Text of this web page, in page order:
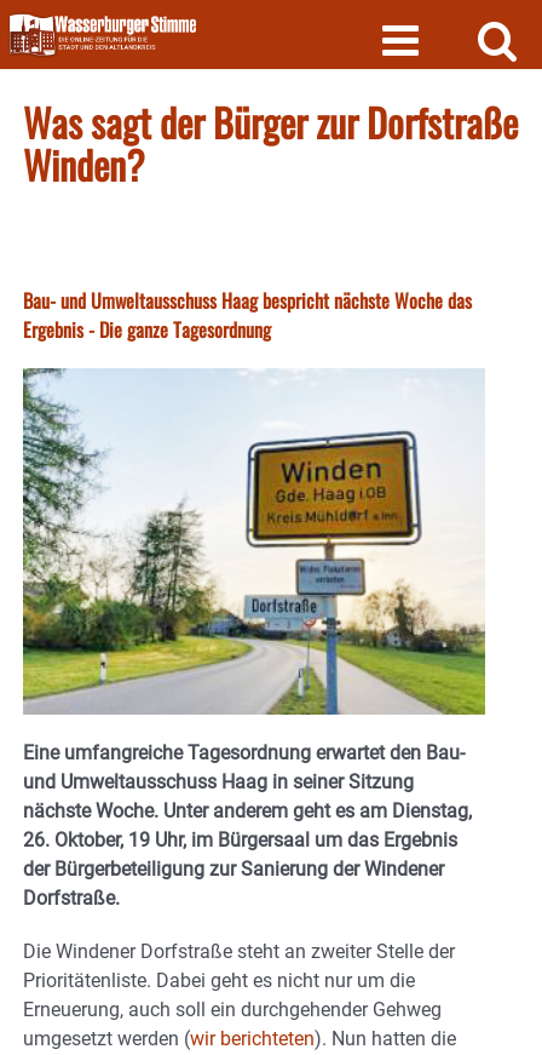
Skip
to
content
Was sagt der Bürger zur Dorfstraße
Winden?
Bau- und Umweltausschuss Haag bespricht nächste Woche das
Ergebnis - Die ganze Tagesordnung
Eine umfangreiche Tagesordnung erwartet den Bau-
und Umweltausschuss Haag in seiner Sitzung
nächste Woche. Unter anderem geht es am Dienstag,
26. Oktober, 19 Uhr, im Bürgersaal um das Ergebnis
der Bürgerbeteiligung zur Sanierung der Windener
Dorfstraße.
Die Windener Dorfstraße steht an zweiter Stelle der
Prioritätenliste. Dabei geht es nicht nur um die
Erneuerung, auch soll ein durchgehender Gehweg
umgesetzt werden (wir berichteten). Nun hatten die